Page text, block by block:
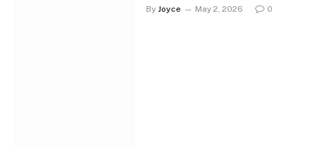
By Joyce May 2, 2026 0